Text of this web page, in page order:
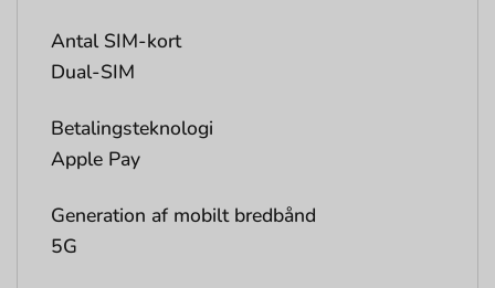
Antal SIM-kort
Dual-SIM
Betalingsteknologi
Apple Pay
Generation af mobilt bredbånd
5G